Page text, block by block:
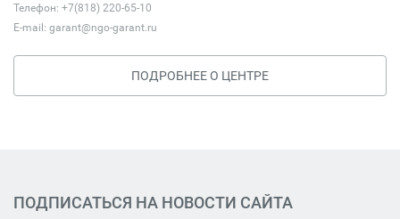
Телефон: +7(818) 220-65-10
E-mail: garant@ngo-garant.ru
ПОДРОБНЕЕ О ЦЕНТРЕ
ПОДПИСАТЬСЯ НА НОВОСТИ САЙТА